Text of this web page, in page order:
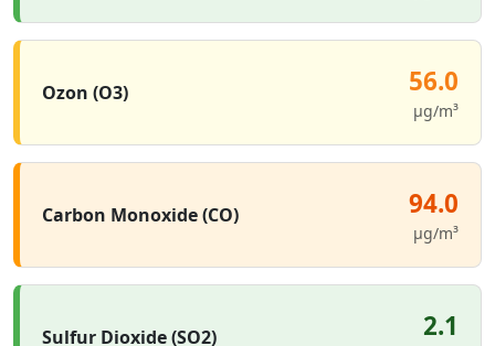
Ozon (O3) 56.0
µg/m³
Carbon Monoxide (CO) 94.0
µg/m³
Sulfur Dioxide (SO2) 2.1